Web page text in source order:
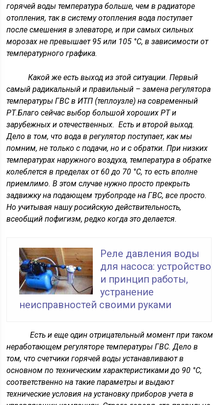
горячей воды температура больше, чем в радиаторе
отопления, так в систему отопления вода поступает
после смешения в элеваторе, и при самых сильных
морозах не превышает 95 или 105 °С, в зависимости от
температурного графика.
Какой же есть выход из этой ситуации. Первый
самый радикальный и правильный – замена регулятора
температуры ГВС в ИТП (теплоузле) на современный
РТ.Благо сейчас выбор большой хороших РТ и
зарубежных и отечественных. Есть и второй выход.
Дело в том, что вода в регулятор поступает, как мы
помним, не только с подачи, но и с обратки. При низких
температурах наружного воздуха, температура в обратке
колеблется в пределах от 60 до 70 °С, то есть вполне
приемлимо. В этом случае нужно просто прекрыть
задвижку на подающем трубопроде на ГВС, все просто.
Но учитывая нашу росийскую действительность,
всеобщий пофигизм, редко когда это делается.
Реле давления воды
для насоса: устройство
и принцип работы,
устранение
неисправностей своими руками
Есть и еще один отрицательный момент при таком
неработающем регуляторе температуры ГВС. Дело в
том, чтосчетчики горячей воды устанавливают в
основном по техническим характеристиками до 90 °С,
соответственно на такие параметры и выдают
технические условия на установку приборов учета в